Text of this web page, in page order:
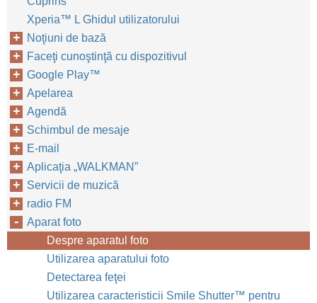
Xperia™‎ L Ghidul utilizatorului
Noţiuni de bază
Faceţi cunoştinţă cu dispozitivul
Google Play™‎
Apelarea
Agendă
Schimbul de mesaje
E-mail
Aplicaţia „WALKMAN”
Servicii de muzică
radio FM
Aparat foto
Despre aparatul foto
Utilizarea aparatului foto
Detectarea feţei
Utilizarea caracteristicii Smile Shutter™‎ pentru